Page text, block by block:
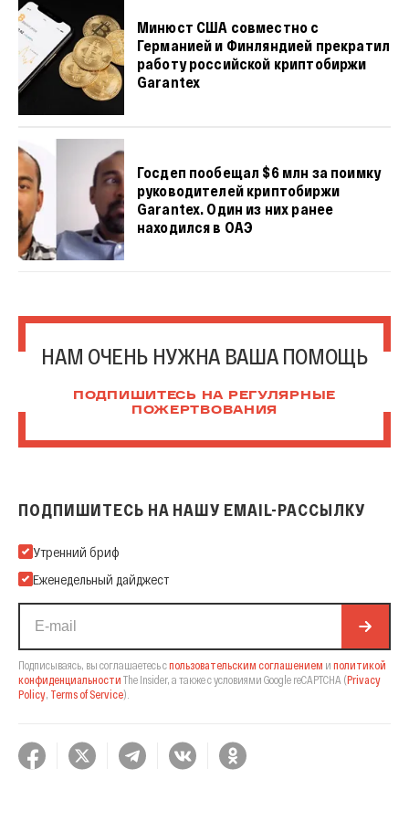
Минюст США совместно с
Германией и Финляндией прекратил
работу российской криптобиржи
Garantex
Госдеп пообещал $6 млн за поимку
руководителей криптобиржи
Garantex. Один из них ранее
находился в ОАЭ
НАМ ОЧЕНЬ НУЖНА ВАША ПОМОЩЬ
ПОДПИШИТЕСЬ НА РЕГУЛЯРНЫЕ
ПОЖЕРТВОВАНИЯ
ПОДПИШИТЕСЬ НА НАШУ EMAIL-РАССЫЛКУ
Подпишитесь на нашу Email-рассылку
Утренний бриф
Еженедельный дайджест
Подписываясь, вы соглашаетесь спользовательским соглашением и политикой
конфиденциальности The Insider, а также с условиями Google reCAPTCHA (Privacy
Policy, Terms of Service).